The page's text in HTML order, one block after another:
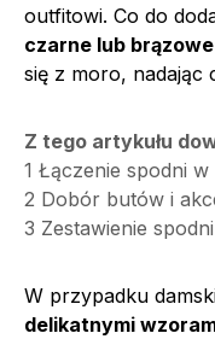
outfitowi. Co do
czarne lub
się z moro, nadając
Z tego artykułu
1 Łączenie spodni
2 Dobór butów i
3 Zestawienie
W przypadku
delikatnymi